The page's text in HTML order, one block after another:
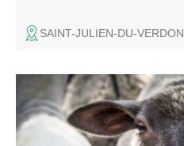
SAINT-JULIEN-DU-
Livestock presentation, small
and rides with Séol'Anes.
Skafoutch'.